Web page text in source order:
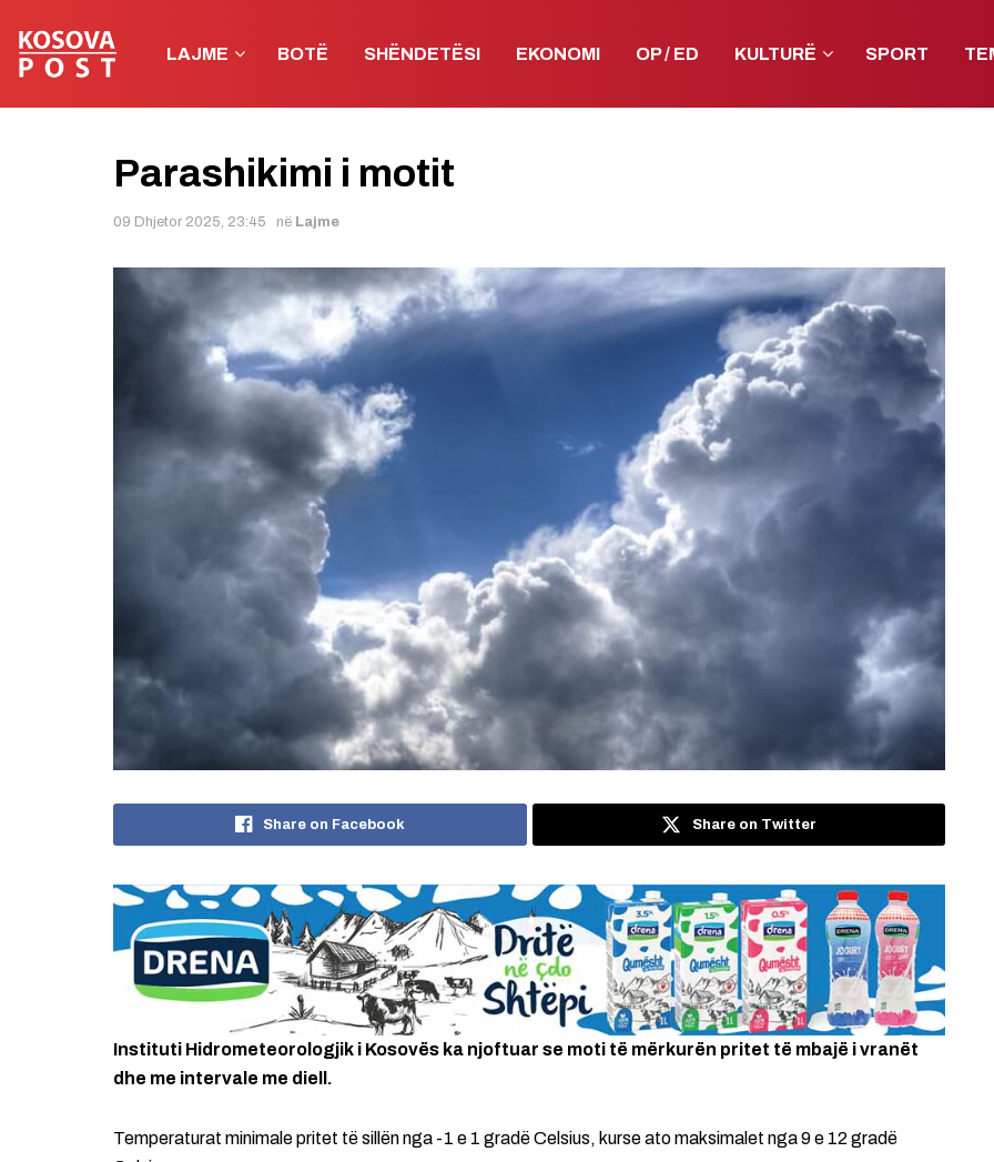
LAJME BOTË SHËNDETËSI EKONOMI OP / ED KULTURË SPORT
Parashikimi i motit
09 Dhjetor 2025, 23:45 në Lajme
Share on Facebook Share on Twitter
Instituti Hidrometeorologjik i Kosovës ka njoftuar se moti të mërkurën pritet të mbajë i vranët
dhe me intervale me diell.
Temperaturat minimale pritet të sillën nga -1 e 1 gradë Celsius, kurse ato maksimalet nga 9 e 12 gradë